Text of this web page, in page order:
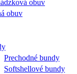
obuv
obuv
Prechodné bundy
Softshellové bundy